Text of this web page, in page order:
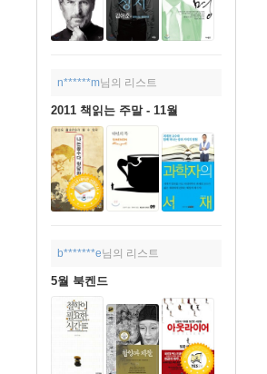
n******m님의 리스트
2011 책읽는 주말 - 11월
b*******e님의 리스트
5월 북켄드